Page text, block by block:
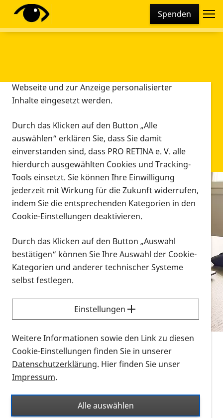
Spenden
Infomaterial
Infomaterial
Vorlesen
Alle Infomaterialien in verschiedenen
Formaten an einem Ort
Sie möchten wissen, wie Sie nach Infonmaterial
suchen und dieses bestellen bzw. herunterladen
können? Schauen Sie sich dieErklärvideos zum
Thema Infomaterial auf der PRO RETINA-Website
für blinde und sehbehinderte Menschen an.
Auf dieser Seite finden Sie sämtliches Infomaterial
Ort. Nutzen Sie den Formatfilter, um ausschließlich
nach Flyern und Broschüren, Audios oder Videos zu
Diese Webseite setzt verschiedene Cookies und
Tracking-Tools ein. Dies beinhaltet Cookies und
Webseite und zur Anzeige personalisierter
Inhalte eingesetzt werden.
Durch das Klicken auf den Button „Alle
auswählen“ erklären Sie, dass Sie damit
einverstanden sind, dass PRO RETINA e. V. alle
hierdurch ausgewählten Cookies und Tracking-
Tools einsetzt. Sie können Ihre Einwilligung
jederzeit mit Wirkung für die Zukunft widerrufen,
indem Sie die entsprechenden Kategorien in den
Cookie-Einstellungen deaktivieren.
Durch das Klicken auf den Button „Auswahl
bestätigen“ können Sie Ihre Auswahl der Cookie-
Kategorien und anderer technischer Systeme
selbst festlegen.
Einstellungen
Weitere Informationen sowie den Link zu diesen
Cookie-Einstellungen finden Sie in unserer
Datenschutzerklärung. Hier finden Sie unser
Impressum.
Alle auswählen